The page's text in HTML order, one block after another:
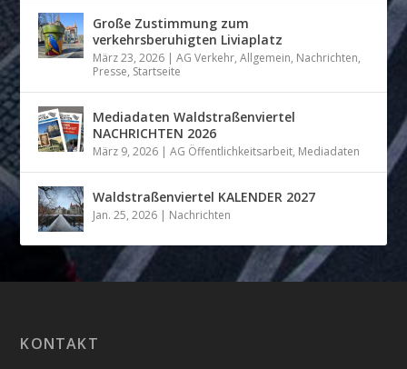
Große Zustimmung zum
verkehrsberuhigten Liviaplatz
März 23, 2026 |AG Verkehr,Allgemein, Nachrichten,
Presse, Startseite
Mediadaten Waldstraßenviertel
NACHRICHTEN 2026
März 9, 2026 |AG Öffentlichkeitsarbeit, Mediadaten
Waldstraßenviertel KALENDER 2027
Jan. 25, 2026 | Nachrichten
KONTAKT